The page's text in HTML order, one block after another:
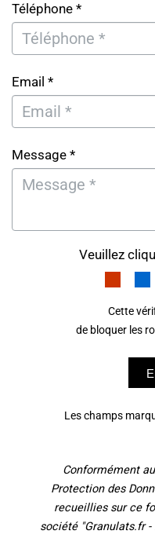
Téléphone *
Email *
Message *
Veuillez
Cette
de bloquer les
Les champs
Conformément
Protection des
recueillies sur ce
société "Granulats.fr